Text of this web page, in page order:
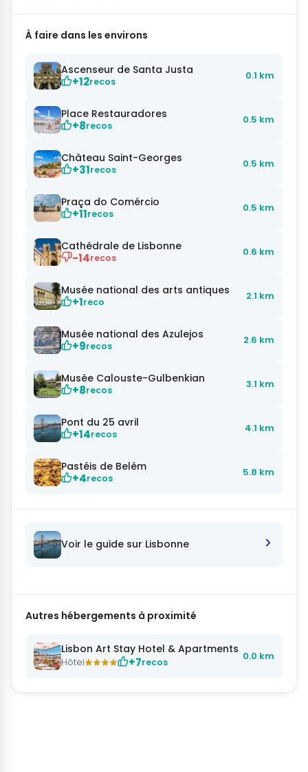
À faire dans les environs
Ascenseur de Santa Justa
+12recos 0.1 km
Place Restauradores
+8recos 0.5 km
Château Saint-Georges
+31recos 0.5 km
Praça do Comércio
+11recos 0.5 km
Cathédrale de Lisbonne
-14recos 0.6 km
Musée national des arts antiques
+1reco 2.1 km
Musée national des Azulejos
+9recos 2.6 km
Musée Calouste-Gulbenkian
+8recos 3.1 km
Pont du 25 avril
+14recos 4.1 km
Pastéis de Belém
+4recos 5.8 km
Voir le guide sur Lisbonne
Autres hébergements à proximité
Lisbon Art Stay Hotel & Apartments
Hôtel +7recos 0.0 km